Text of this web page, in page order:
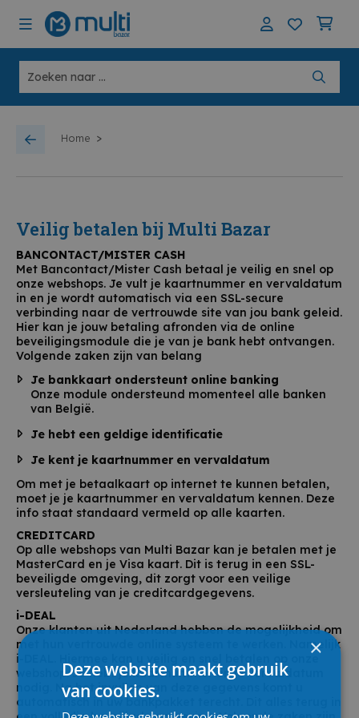
Home >
Veilig betalen bij Multi Bazar
BANCONTACT/MISTER CASH
Met Bancontact/Mister Cash betaal je veilig en snel op
onze webshops. Je vult je kaartnummer en vervaldatum
in en je wordt automatisch via een SSL-secure
verbinding naar de vertrouwde site van jou bank geleid.
Hier kan je jouw betaling afronden via de online
beveiligingsmodule die je van je bank hebt ontvangen.
Volgende zaken zijn van belang
Je bankkaart ondersteunt online banking
Onze module ondersteund momenteel alle banken
van België.
Je hebt een geldige identificatie
Je kent je kaartnummer en vervaldatum
Om met je betaalkaart op internet te kunnen betalen,
moet je je kaartnummer en vervaldatum kennen. Deze
info staat standaard vermeld op alle kaarten.
CREDITCARD
Op alle webshops van Multi Bazar kan je betalen met je
MasterCard en je Visa kaart. Dit is terug in een SSL-
beveiligde omgeving, dit zorgt voor een veilige
versleuteling van je creditcardgegevens.
i-DEAL
Onze klanten uit Nederland hebben de mogelijkheid om
met hun vertrouwde online systeem te werken. Namelijk
i-DEAL. Hiermee kan u veilig en snel betalen op onze
webshop. Je hebt je kaartnummer en je vervaldatum
nodig. Na het invullen van deze gegevens komt u
automatisch in uw bankpakket terecht. Dit alles terug in
×
Deze website maakt gebruik
van cookies.